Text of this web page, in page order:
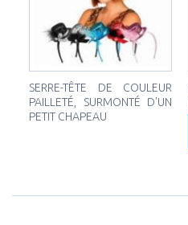
SERRE-TÊTE DE COULEUR
PAILLETÉ, SURMONTÉ D'UN
PETIT CHAPEAU